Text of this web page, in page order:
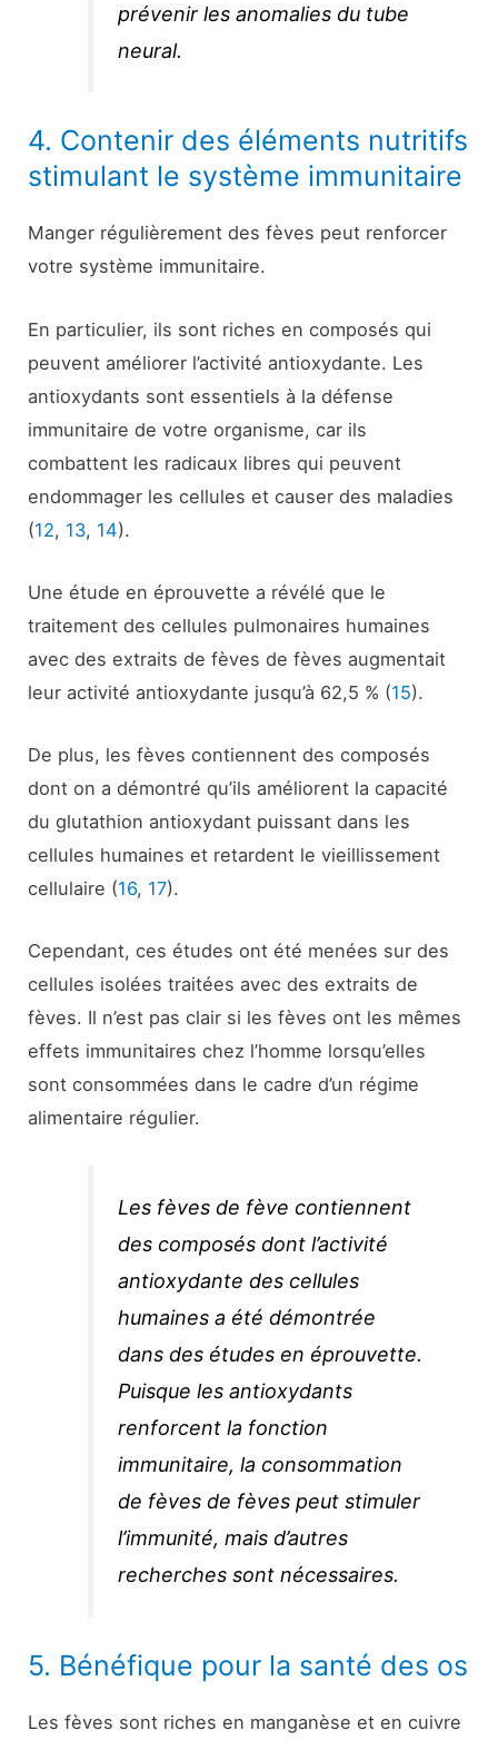
prévenir les anomalies du tube
neural.
4. Contenir des éléments nutritifs
stimulant le système immunitaire
Manger régulièrement des fèves peut renforcer
votre système immunitaire.
En particulier, ils sont riches en composés qui
peuvent améliorer l’activité antioxydante. Les
antioxydants sont essentiels à la défense
immunitaire de votre organisme, car ils
combattent les radicaux libres qui peuvent
endommager les cellules et causer des maladies
(12, 13, 14).
Une étude en éprouvette a révélé que le
traitement des cellules pulmonaires humaines
avec des extraits de fèves de fèves augmentait
leur activité antioxydante jusqu’à 62,5 % (15).
De plus, les fèves contiennent des composés
dont on a démontré qu’ils améliorent la capacité
du glutathion antioxydant puissant dans les
cellules humaines et retardent le vieillissement
cellulaire (16, 17).
Cependant, ces études ont été menées sur des
cellules isolées traitées avec des extraits de
fèves. Il n’est pas clair si les fèves ont les mêmes
effets immunitaires chez l’homme lorsqu’elles
sont consommées dans le cadre d’un régime
alimentaire régulier.
Les fèves de fève contiennent
des composés dont l’activité
antioxydante des cellules
humaines a été démontrée
dans des études en éprouvette.
Puisque les antioxydants
renforcent la fonction
immunitaire, la consommation
de fèves de fèves peut stimuler
l’immunité, mais d’autres
recherches sont nécessaires.
5. Bénéfique pour la santé des os
Les fèves sont riches en manganèse et en cuivre